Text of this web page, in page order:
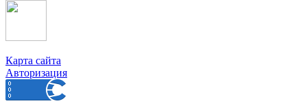
Карта сайта
Авторизация